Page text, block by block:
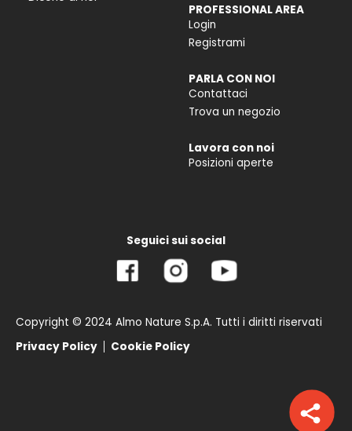
PROFESSIONAL AREA
Login
Registrami
PARLA CON NOI
Contattaci
Trova un negozio
Lavora con noi
Posizioni aperte
Seguici sui social
Copyright © 2024 Almo Nature S.p.A. Tutti i diritti riservati
Privacy Policy
Cookie Policy